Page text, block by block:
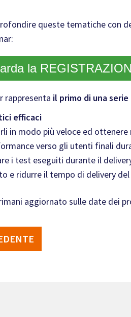
queste tematiche con
la
rappresenta il primo di una
efficaci
in modo più veloce ed
verso gli utenti finali
i test eseguiti durante il
e ridurre il tempo di delivery
aggiornato sulle date dei